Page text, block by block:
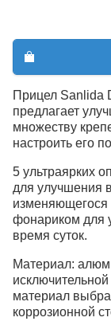
Прицел Sanlida
предлагает
множеству
настроить его
5 ультраярких
для улучшения
фонариком для
время суток.
Материал:
материал
коррозионной